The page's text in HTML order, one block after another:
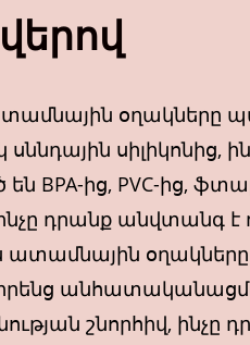
օղակները
սիլիկոնից,
են BPA-ից, PVC-ից,
ինչը դրանք անվտանգ
ատամնային
իրենց
շնորհիվ, ինչը